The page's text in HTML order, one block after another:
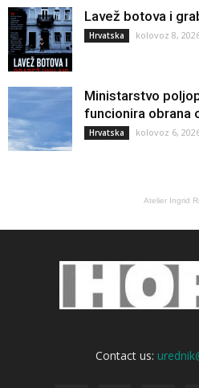
Lavež botova i
Hrvatska kolovoz 8,
Ministarstvo
funcionira obrana
Hrvatska kolovoz 6,
Atelier Ingrid
Contact us: